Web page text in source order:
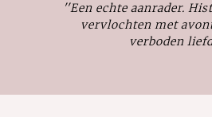
''Een echte aanrader.
vervlochten met
verboden